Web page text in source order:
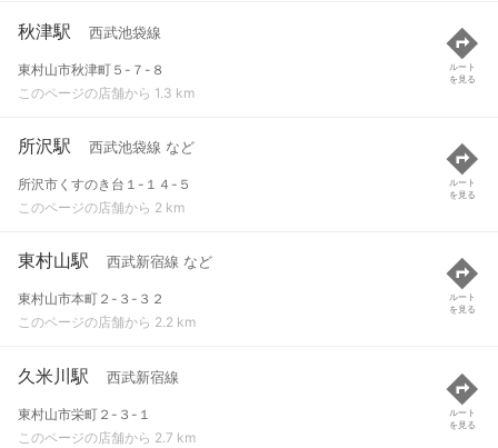
秋津駅 西武池袋線
東村山市秋津町５-７-８
このページの店舗から 1.3 km
ルート
を見る
所沢駅 西武池袋線 など
所沢市くすのき台１-１４-５
このページの店舗から 2 km
ルート
を見る
東村山駅 西武新宿線 など
東村山市本町２-３-３２
このページの店舗から 2.2 km
ルート
を見る
久米川駅 西武新宿線
東村山市栄町２-３-１
このページの店舗から 2.7 km
ルート
を見る